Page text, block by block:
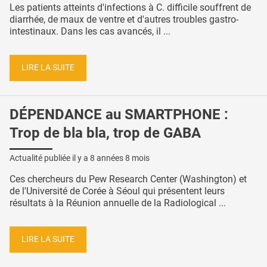
Les patients atteints d'infections à C. difficile souffrent de
diarrhée, de maux de ventre et d'autres troubles gastro-
intestinaux. Dans les cas avancés, il ...
LIRE LA SUITE
DÉPENDANCE au SMARTPHONE :
Trop de bla bla, trop de GABA
Actualité publiée il y a 8 années 8 mois
Ces chercheurs du Pew Research Center (Washington) et
de l'Université de Corée à Séoul qui présentent leurs
résultats à la Réunion annuelle de la Radiological ...
LIRE LA SUITE